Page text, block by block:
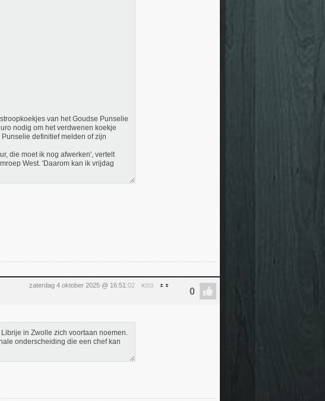
van het Goudse Punselie
nodig om het verdwenen koekje
definitief melden of zijn
die moet ik nog afwerken', vertelt
West. 'Daarom kan ik vrijdag
zaterdag 4 oktober 2025 @ 16:51 :02 #203
in Zwolle zich voortaan noemen.
onderscheiding die een chef kan